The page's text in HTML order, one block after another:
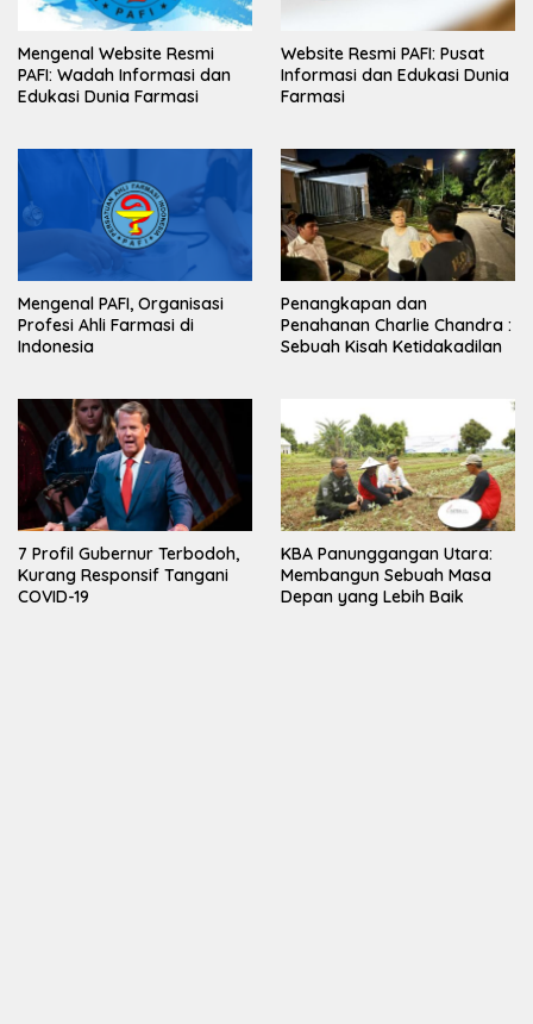
Mengenal Website Resmi
PAFI: Wadah Informasi dan
Edukasi Dunia Farmasi
Website Resmi PAFI: Pusat
Informasi dan Edukasi Dunia
Farmasi
Mengenal PAFI, Organisasi
Profesi Ahli Farmasi di
Indonesia
Penangkapan dan
Penahanan Charlie Chandra :
Sebuah Kisah Ketidakadilan
7 Profil Gubernur Terbodoh,
Kurang Responsif Tangani
COVID-19
KBA Panunggangan Utara:
Membangun Sebuah Masa
Depan yang Lebih Baik